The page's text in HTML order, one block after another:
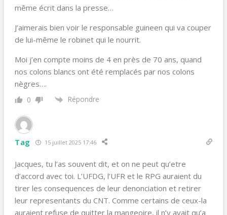
même écrit dans la presse…
J’aimerais bien voir le responsable guineen qui va couper
de lui-même le robinet qui le nourrit.
Moi j’en compte moins de 4 en près de 70 ans, quand
nos colons blancs ont été remplacés par nos colons
nègres….
0 Répondre
Tag 15 juillet 2025 17:46
Jacques, tu l’as souvent dit, et on ne peut qu’etre
d’accord avec toi. L’UFDG, l’UFR et le RPG auraient du
tirer les consequences de leur denonciation et retirer
leur representants du CNT. Comme certains de ceux-la
auraient refuse de quitter la mangeoire, il n’y avait qu’a